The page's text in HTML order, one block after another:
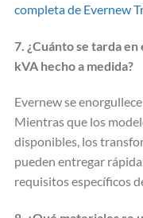
completa de Evernew
7. ¿Cuánto se tarda
kVA hecho a medida?
Evernew se
Mientras que los
disponibles, los
pueden entregar
requisitos específicos